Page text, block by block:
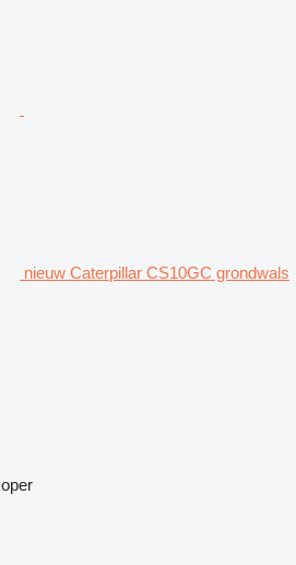
nieuw Caterpillar CS10GC grondwals